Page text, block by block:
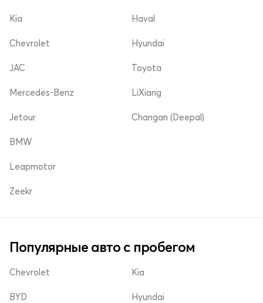
Kia
Chevrolet
Haval
Hyundai
JAC
Mercedes-Benz
Jetour
Toyota
LiXiang
Changan (Deepal)
BMW
Leapmotor
Zeekr
Популярные авто с пробегом
Chevrolet
BYD
Kia
Hyundai